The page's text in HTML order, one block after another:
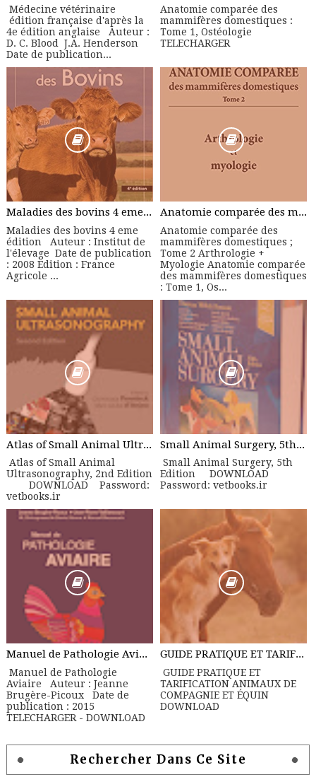
Médecine vétérinaire
édition française d'après la
4e édition anglaise Auteur :
D. C. Blood J.A. Henderson
Date de publication...
Anatomie comparée des
mammifères domestiques :
Tome 1, Ostéologie
TELECHARGER
Maladies des bovins 4 eme édition - Manuel Pratique
Maladies des bovins 4 eme
édition Auteur : Institut de
l'élevage Date de publication
: 2008 Edition : France
Agricole ...
Anatomie comparée des mammifères domestiques ; Tome 2 Arthrologie + Myologie
Anatomie comparée des
mammifères domestiques ;
Tome 2 Arthrologie +
Myologie Anatomie comparée
des mammifères domestiques
: Tome 1, Os...
Atlas of Small Animal Ultrasonography, 2nd Edition
Atlas of Small Animal
Ultrasonography, 2nd Edition
DOWNLOAD Password:
vetbooks.ir
Small Animal Surgery, 5th Edition
Small Animal Surgery, 5th
Edition DOWNLOAD
Password: vetbooks.ir
Manuel de Pathologie Aviaire
Manuel de Pathologie
Aviaire Auteur : Jeanne
Brugère-Picoux Date de
publication : 2015
TELECHARGER - DOWNLOAD
GUIDE PRATIQUE ET TARIFICATION ANIMAUX DE COMPAGNIE ET ÉQUIN
GUIDE PRATIQUE ET
TARIFICATION ANIMAUX DE
COMPAGNIE ET ÉQUIN
DOWNLOAD
Rechercher Dans Ce Site